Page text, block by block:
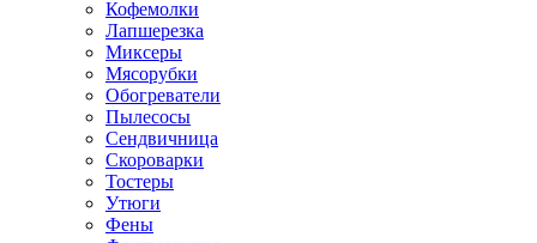
Кофемолки
Лапшерезка
Миксеры
Мясорубки
Обогреватели
Пылесосы
Сендвичница
Скороварки
Тостеры
Утюги
Фены